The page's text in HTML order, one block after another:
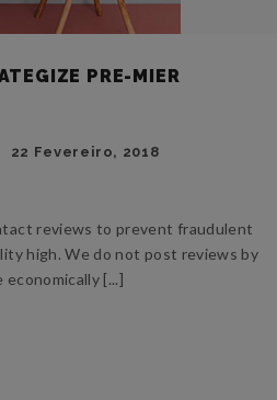
PRE-MIER
22 Fevereiro, 2018
reviews to prevent fraudulent
high. We do not post reviews by
[...]